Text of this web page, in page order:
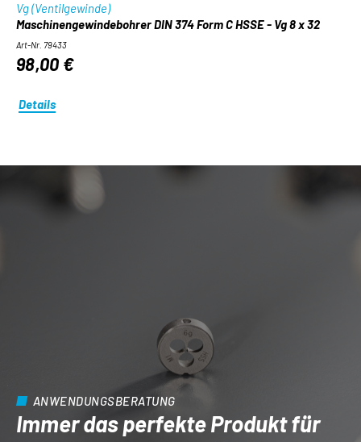
Vg (Ventilgewinde)
Maschinengewindebohrer DIN 374 Form C HSSE - Vg 8 x 32
Art-Nr. 79433
98,00 €
Details
ANWENDUNGSBERATUNG
Immer das perfekte Produkt für